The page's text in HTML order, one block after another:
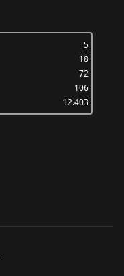
5
18
72
106
12.403